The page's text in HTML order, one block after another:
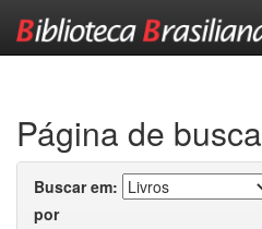
Página de busca
Buscar em:
por